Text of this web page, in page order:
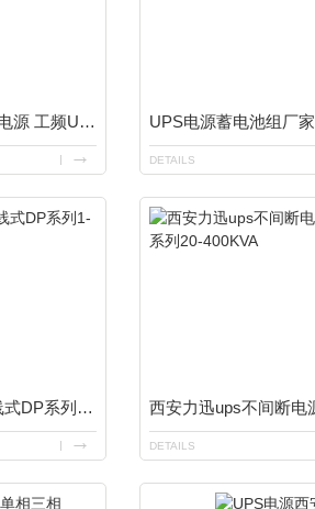
UPS不间断电源 高频UPS电源 工频UPS电源1-10KVA UPS电源蓄电池组厂家
DETAILS
西安不间断电源 - 工频在线式DP系列1-20KVA
DETAILS